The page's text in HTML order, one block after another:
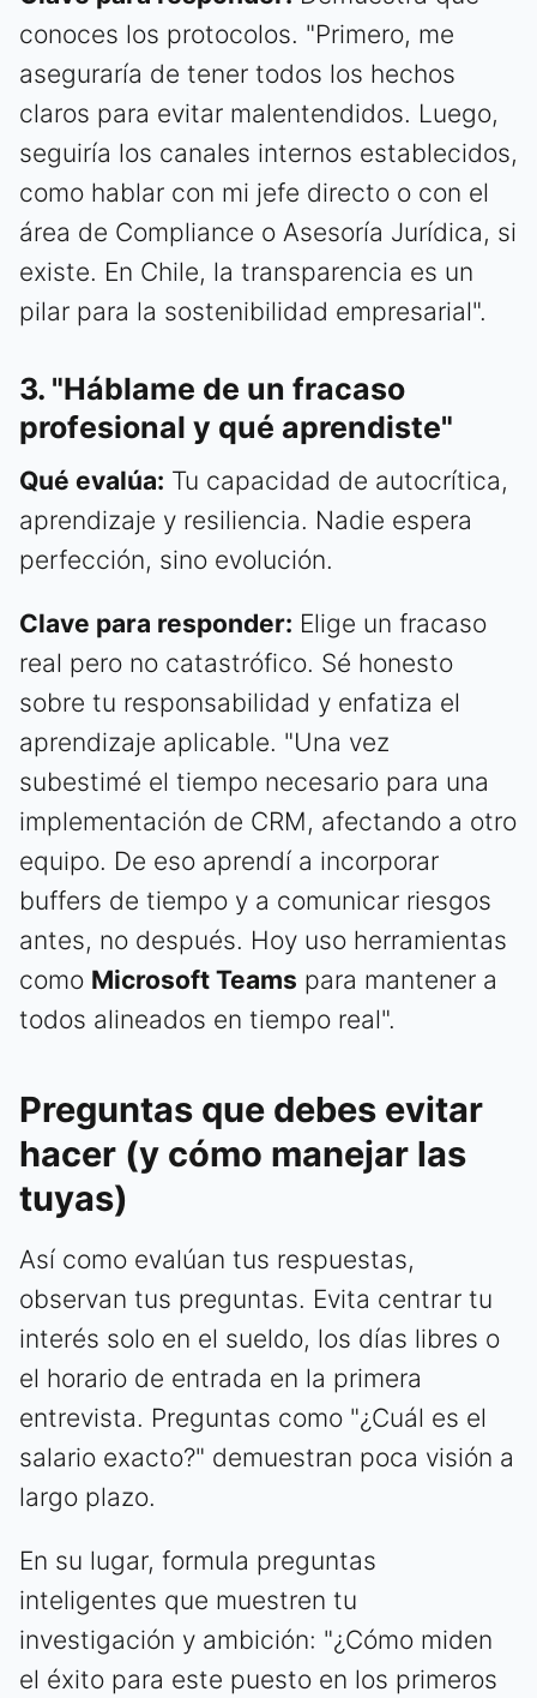
conoces los protocolos. "Primero, me
aseguraría de tener todos los hechos
claros para evitar malentendidos. Luego,
seguiría los canales internos establecidos,
como hablar con mi jefe directo o con el
área de Compliance o Asesoría Jurídica, si
existe. En Chile, la transparencia es un
pilar para la sostenibilidad empresarial".
3. "Háblame de un fracaso
profesional y qué aprendiste"
Qué evalúa: Tu capacidad de autocrítica,
aprendizaje y resiliencia. Nadie espera
perfección, sino evolución.
Clave para responder: Elige un fracaso
real pero no catastrófico. Sé honesto
sobre tu responsabilidad y enfatiza el
aprendizaje aplicable. "Una vez
subestimé el tiempo necesario para una
implementación de CRM, afectando a otro
equipo. De eso aprendí a incorporar
buffers de tiempo y a comunicar riesgos
antes, no después. Hoy uso herramientas
como Microsoft Teams para mantener a
todos alineados en tiempo real".
Preguntas que debes evitar
hacer (y cómo manejar las
tuyas)
Así como evalúan tus respuestas,
observan tus preguntas. Evita centrar tu
interés solo en el sueldo, los días libres o
el horario de entrada en la primera
entrevista. Preguntas como "¿Cuál es el
salario exacto?" demuestran poca visión a
largo plazo.
En su lugar, formula preguntas
inteligentes que muestren tu
investigación y ambición: "¿Cómo miden
el éxito para este puesto en los primeros